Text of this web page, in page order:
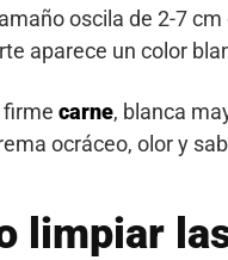
oscila de 2-7
aparece un color
firme carne, blanca
ocráceo, olor y
limpiar